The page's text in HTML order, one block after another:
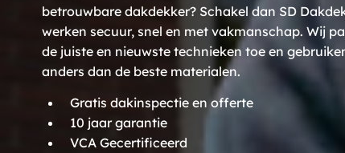
betrouwbare dakdekker? Schakel dan SD
werken secuur, snel en met vakmanschap. Wij
de juiste en nieuwste technieken toe en
anders dan de beste materialen.
Gratis dakinspectie en offerte
10 jaar garantie
VCA Gecertificeerd